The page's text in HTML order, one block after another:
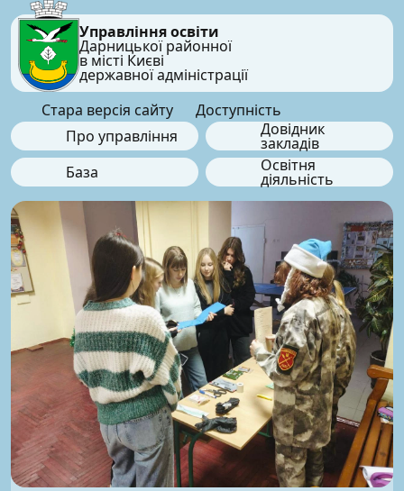
Управління освіти
Дарницької районної
в місті Києві
державної адміністрації
Стара версія сайту
Доступність
Про управління
Довідник
закладів
База
Освітня
діяльність